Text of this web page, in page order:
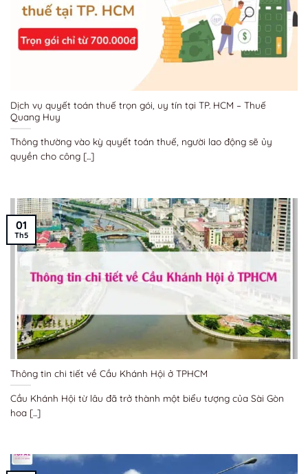
Dịch vụ quyết toán thuế trọn gói, uy tín tại TP. HCM – Thuế
Quang Huy
Thông thường vào kỳ quyết toán thuế, người lao động sẽ ủy
quyền cho công [...]
Thông tin chi tiết về Cầu Khánh Hội ở TPHCM
Cầu Khánh Hội từ lâu đã trở thành một biểu tượng của Sài Gòn
hoa [...]
01
Th5